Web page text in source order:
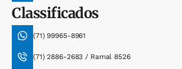
Classificados
(71) 99965-8961
(71) 2886-2683 / Ramal 8526